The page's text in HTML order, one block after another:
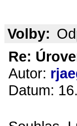
Volby:
Re:
Autor:
Datum: